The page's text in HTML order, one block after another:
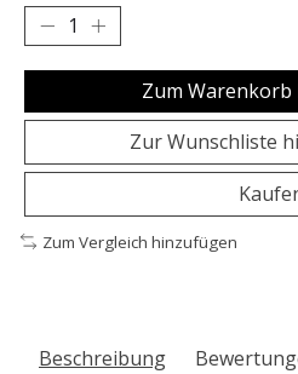
Zum
Zur Wunschliste
Zum Vergleich hinzufügen
Beschreibung